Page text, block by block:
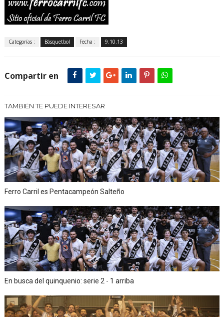
Categorías : Básquetbol Fecha : 9.10.13
Compartir en
TAMBIÉN TE PUEDE INTERESAR
Ferro Carril es Pentacampeón Salteño
En busca del quinquenio: serie 2 - 1 arriba